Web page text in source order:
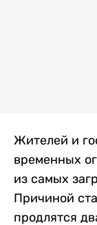
Жителей и
временных
из самых
Причиной
продлятся